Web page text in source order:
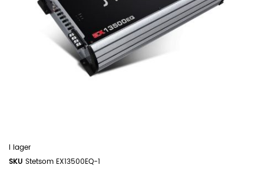
I lager
SKU Stetsom EX13500EQ-1